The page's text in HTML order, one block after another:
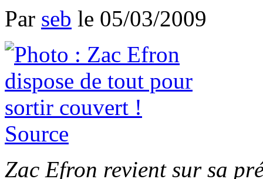
Par seb le 05/03/2009
Source
Zac Efron revient sur sa